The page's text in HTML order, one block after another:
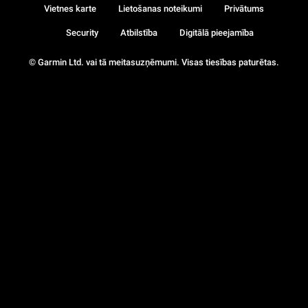
© Garmin Ltd. vai tā meitasuzņēmumi. Visas tiesības paturētas.
Vietnes karte Lietošanas noteikumi Privātums
Security Atbilstība Digitālā pieejamība